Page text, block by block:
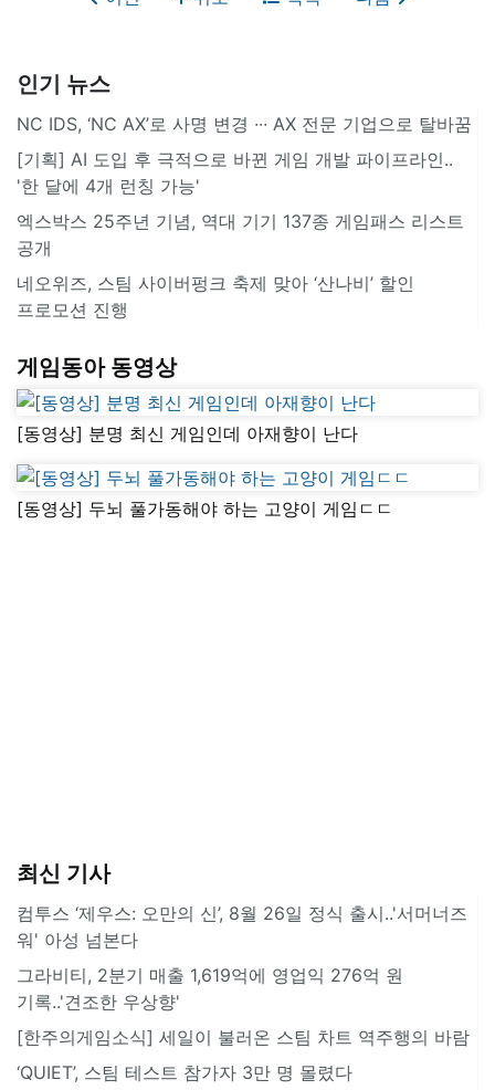
인기 뉴스
NC IDS, ‘NC AX’로 사명 변경 ∙∙∙ AX 전문 기업으로 탈바꿈
[기획] AI 도입 후 극적으로 바뀐 게임 개발 파이프라인..
'한 달에 4개 런칭 가능'
엑스박스 25주년 기념, 역대 기기 137종 게임패스 리스트
공개
네오위즈, 스팀 사이버펑크 축제 맞아 ‘산나비’ 할인
프로모션 진행
게임동아 동영상
[동영상] 분명 최신 게임인데 아재향이 난다
[동영상] 두뇌 풀가동해야 하는 고양이 게임ㄷㄷ
최신 기사
컴투스 ‘제우스: 오만의 신’, 8월 26일 정식 출시..'서머너즈
워' 아성 넘본다
그라비티, 2분기 매출 1,619억에 영업익 276억 원
기록..'견조한 우상향'
[한주의게임소식] 세일이 불러온 스팀 차트 역주행의 바람
‘QUIET’, 스팀 테스트 참가자 3만 명 몰렸다